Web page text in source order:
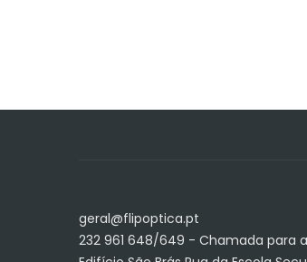
geral@flipoptica.pt
232 961 648/649 - Chamada para